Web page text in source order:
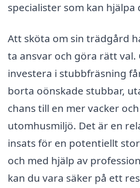
specialister som kan hjälpa
Att sköta om sin trädgård
ta ansvar och göra rätt val.
investera i stubbfräsning
borta oönskade stubbar,
chans till en mer vacker
utomhusmiljö. Det är en
insats för en potentiellt
och med hjälp av
kan du vara säker på ett